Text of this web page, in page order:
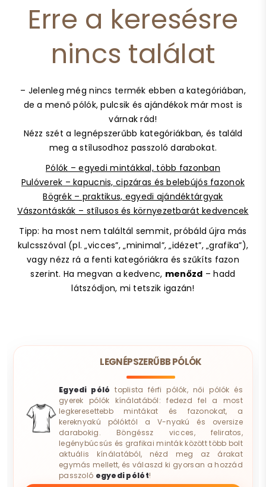
Erre a keresésre
nincs találat
– Jelenleg még nincs termék ebben a kategóriában,
de a menő pólók, pulcsik és ajándékok már most is
várnak rád!
Nézz szét a legnépszerűbb kategóriákban, és találd
meg a stílusodhoz passzoló darabokat.
Pólók – egyedi mintákkal, több fazonban
Pulóverek – kapucnis, cipzáras és belebújós fazonok
Bögrék – praktikus, egyedi ajándéktárgyak
Vászontáskák – stílusos és környezetbarát kedvencek
Tipp: ha most nem találtál semmit, próbáld újra más
kulcsszóval (pl. „vicces”, „minimal”, „idézet”, „grafika”),
vagy nézz rá a fenti kategóriákra és szűkíts fazon
szerint. Ha megvan a kedvenc, menőzd – hadd
látszódjon, mi tetszik igazán!
LEGNÉPSZERŰBB PÓLÓK
Egyedi póló toplista férfi pólók, női pólók és
gyerek pólók kínálatából: fedezd fel a most
legkeresettebb mintákat és fazonokat, a
kereknyakú pólóktól a V-nyakú és oversize
darabokig. Böngéssz vicces, feliratos,
legénybúcsús és grafikai minták között több bolt
aktuális kínálatából, nézd meg az árakat
egymás mellett, és válaszd ki gyorsan a hozzád
passzoló egyedi pólót!